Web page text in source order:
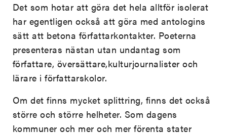
Det som hotar att göra det hela alltför isolerat
har egentligen också att göra med antologins
sätt att betona författarkontakter. Poeterna
presenteras nästan utan undantag som
författare, översättare,kulturjournalister och
lärare i författarskolor.
Om det finns mycket splittring, finns det också
större och större helheter. Som dagens
kommuner och mer och mer förenta stater